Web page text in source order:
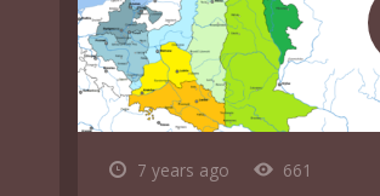
7 years ago 661